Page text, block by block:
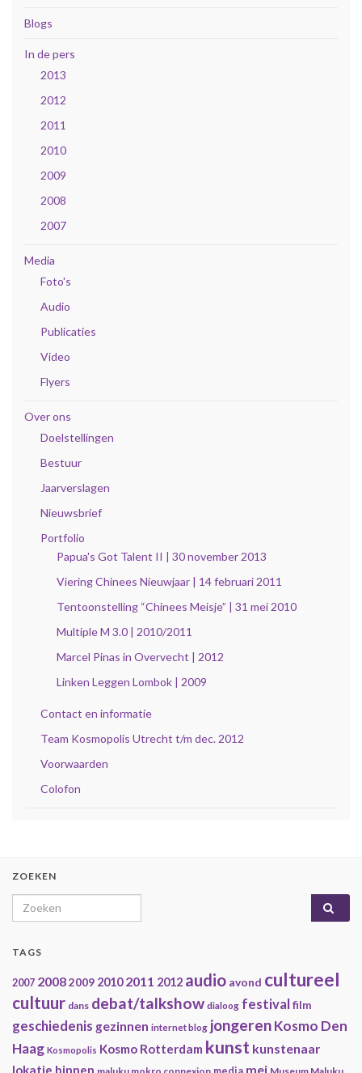
Blogs
In de pers
2013
2012
2011
2010
2009
2008
2007
Media
Foto's
Audio
Publicaties
Video
Flyers
Over ons
Doelstellingen
Bestuur
Jaarverslagen
Nieuwsbrief
Portfolio
Papua's Got Talent II | 30 november 2013
Viering Chinees Nieuwjaar | 14 februari 2011
Tentoonstelling “Chinees Meisje” | 31 mei 2010
Multiple M 3.0 | 2010/2011
Marcel Pinas in Overvecht | 2012
Linken Leggen Lombok | 2009
Contact en informatie
Team Kosmopolis Utrecht t/m dec. 2012
Voorwaarden
Colofon
ZOEKEN
Search for:
TAGS
2007 20082009 2010 2011 2012 audio avond cultureel
cultuur dans debat/talkshow dialoog festival film
geschiedenis gezinnen internet blog jongerenKosmo Den
Haag Kosmopolis Kosmo Rotterdam kunst kunstenaar
lokatie binnen mei